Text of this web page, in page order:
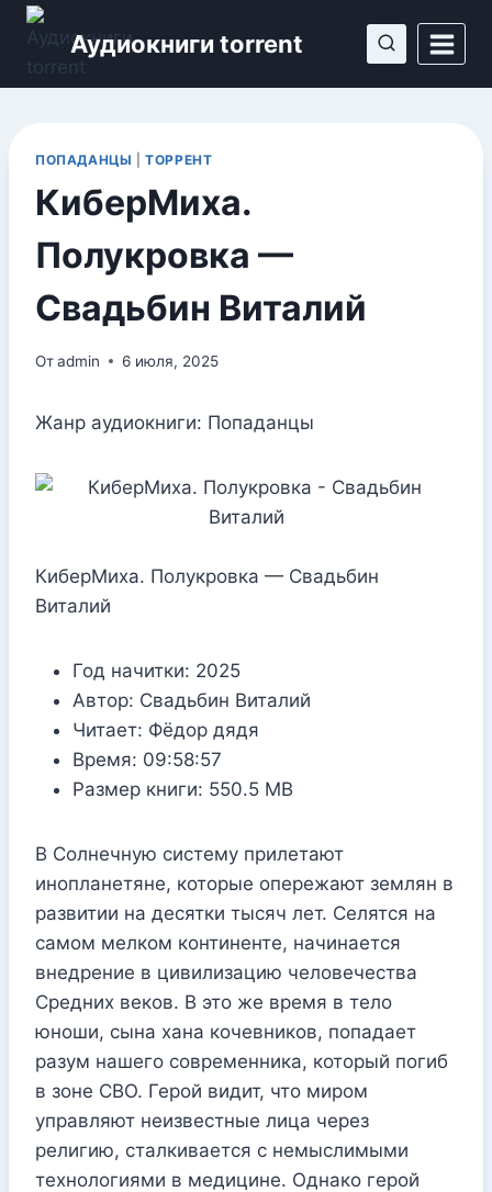
Перейти
содержимому
Аудиокниги torrent
ПОПАДАНЦЫ |ТОРРЕНТ
КиберМиха.
Полукровка —
Свадьбин Виталий
Отadmin 6 июля, 2025
Жанр аудиокниги: Попаданцы
КиберМиха. Полукровка — Свадьбин
Виталий
Год начитки: 2025
Автор: Свадьбин Виталий
Читает: Фёдор дядя
Время: 09:58:57
Размер книги: 550.5 MB
В Солнечную систему прилетают
инопланетяне, которые опережают землян в
развитии на десятки тысяч лет. Селятся на
самом мелком континенте, начинается
внедрение в цивилизацию человечества
Средних веков. В это же время в тело
юноши, сына хана кочевников, попадает
разум нашего современника, который погиб
в зоне СВО. Герой видит, что миром
управляют неизвестные лица через
религию, сталкивается с немыслимыми
технологиями в медицине. Однако герой